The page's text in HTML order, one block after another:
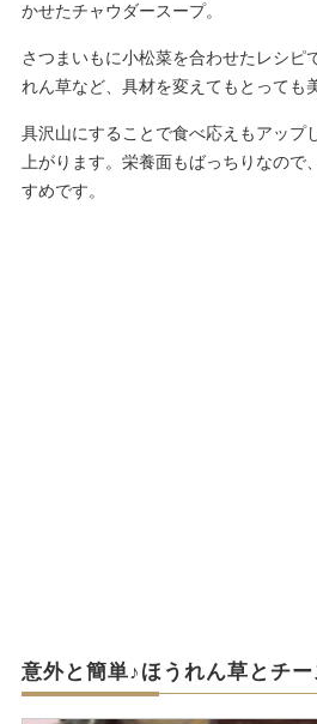
かせたチャウダースープ。
さつまいもに小松菜を合わせたレシピ
れん草など、具材を変えてもとっても
具沢山にすることで食べ応えもアップ
上がります。栄養面もばっちりなので
すめです。
意外と簡単♪ほうれん草とチ